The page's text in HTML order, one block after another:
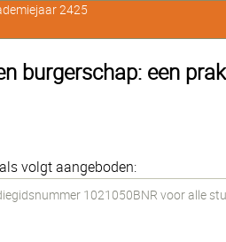
burgerschap: een
volgt aangeboden:
1021050BNR voor alle
2425